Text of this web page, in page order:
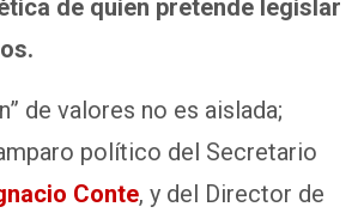
de quien pretende legislar
de valores no es aislada;
político del Secretario
Conte, y del Director de